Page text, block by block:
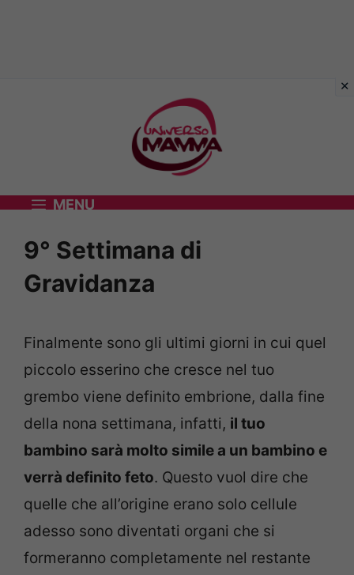
MENU
9° Settimana di
Gravidanza
Finalmente sono gli ultimi giorni in cui quel
piccolo esserino che cresce nel tuo
grembo viene definito embrione, dalla fine
della nona settimana, infatti, il tuo
bambino sarà molto simile a un bambino e
verrà definito feto. Questo vuol dire che
quelle che all’origine erano solo cellule
adesso sono diventati organi che si
formeranno completamente nel restante